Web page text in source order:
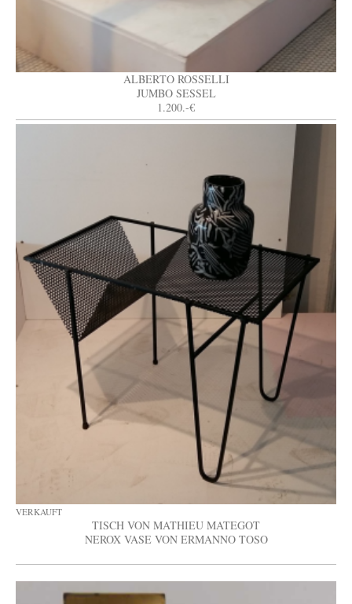
ALBERTO ROSSELLI
JUMBO SESSEL
1.200.-€
VERKAUFT
TISCH VON MATHIEU MATEGOT
NEROX VASE VON ERMANNO TOSO